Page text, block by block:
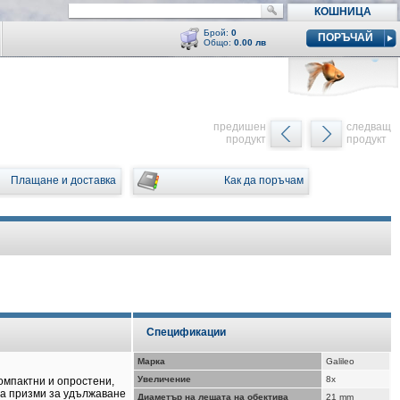
КОШНИЦА
Брой: 0
Общо: 0.00 лв ПОРЪЧАЙ
Кошницата е празна
следващ
продукт
предишен
продукт
Плащане и доставка Как да поръчам
и опростени,
призми за удължаване
Спецификации
Марка
Galileo
Увеличение
8x
Диаметър на лещата на обектива
21 mm